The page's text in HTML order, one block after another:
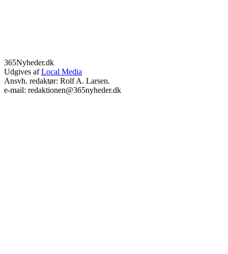
365Nyheder.dk
Udgives afLocal Media
Ansvh. redaktør: Rolf A. Larsen.
e-mail: redaktionen@365nyheder.dk